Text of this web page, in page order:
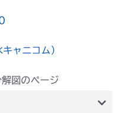
ャニコム）
図のページ